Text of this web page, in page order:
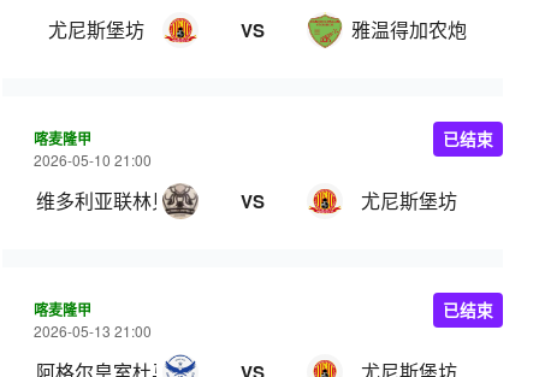
尤尼斯堡坊 VS 雅温得加农炮
喀麦隆甲
2026-05-10 21:00
维多利亚联林贝 VS 尤尼斯堡坊
已结束
喀麦隆甲
2026-05-13 21:00
已结束